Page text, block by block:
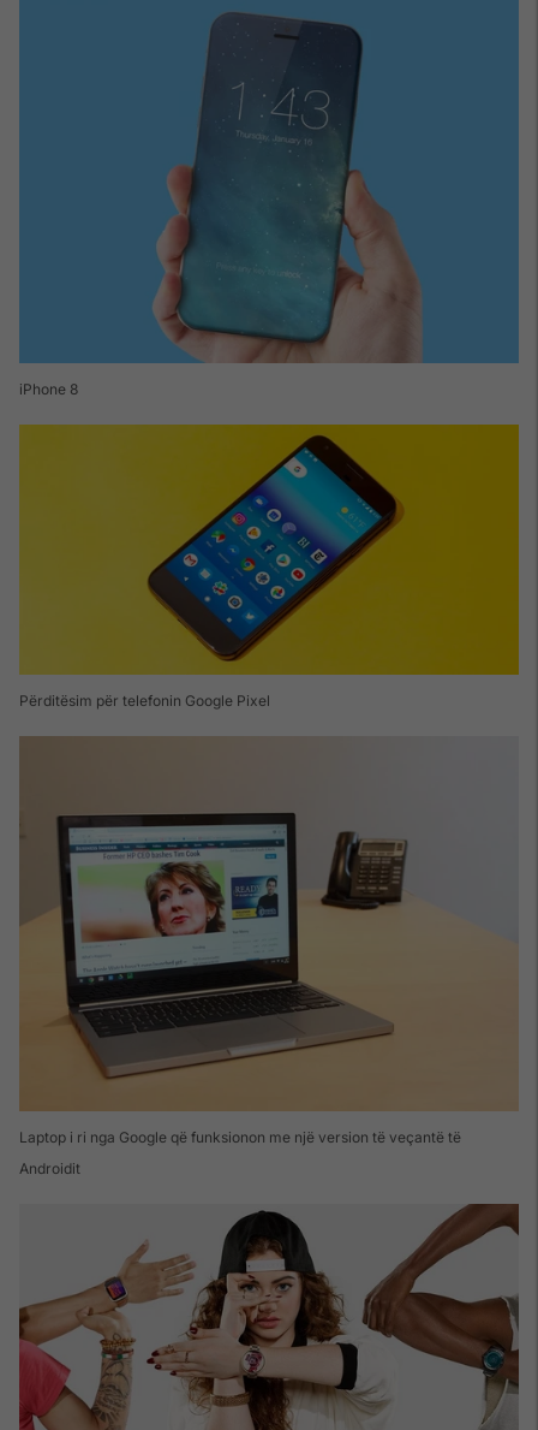
iPhone 8
Përditësim për telefonin Google Pixel
Laptop i ri nga Google që funksionon me një version të veçantë të
Androidit